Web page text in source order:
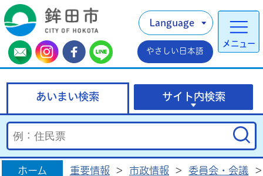
メニュー
Language
やさしい日本語
あいまい検索 サイト内検索
ホーム 重要情報 > 市政情報 > 委員会・会議 >